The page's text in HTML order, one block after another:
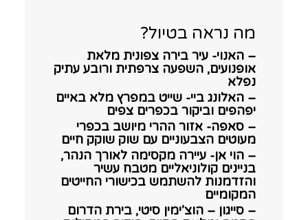
מה נראה בטיול?
– האנוי- עיר בירה צפונית מלאת
אופנועים, השפעה צרפתית ורובע עתיק
נפלא
– האלונג ביי- שייט במפרץ מלא באיים
יפהפים וביקור בכפרים צפים
– סאפה- אזור ההרי מיושב בכפרי
מעוטים הצבעוניים עם שוק שוקק חיים
– הוי אן- עיירה מקסימה לאורך הנהר,
בניינים קולוניאליים מטבח עשיר
והזדמנות להשתמש בכישורי החייטים
המקומיים
– סייגון – הוצ’ימין סיטי, בירת הדרום